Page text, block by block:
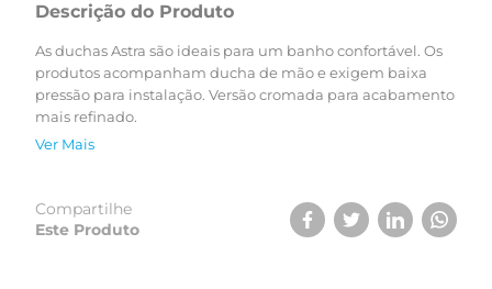
Descrição do Produto
As duchas Astra são ideais para um banho confortável. Os
produtos acompanham ducha de mão e exigem baixa
pressão para instalação. Versão cromada para acabamento
mais refinado.
Ver Mais
Compartilhe
Este Produto